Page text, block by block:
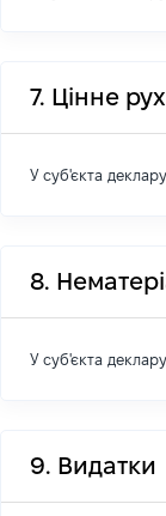
7. Цінне
У суб'єкта
8.
У суб'єкта
9. Видатки